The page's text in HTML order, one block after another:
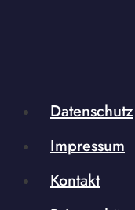
Datenschutz
Impressum
Kontakt